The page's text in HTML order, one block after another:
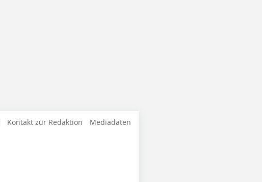
Kontakt zur Redaktion Mediadaten